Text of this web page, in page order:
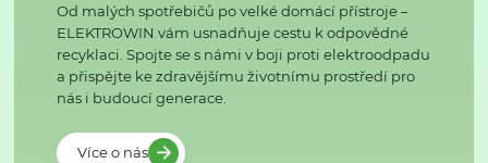
Od malých spotřebičů po velké domácí přístroje –
ELEKTROWIN vám usnadňuje cestu k odpovědné
recyklaci. Spojte se s námi v boji proti elektroodpadu
a přispějte ke zdravějšímu životnímu prostředí pro
nás i budoucí generace.
Více o nás